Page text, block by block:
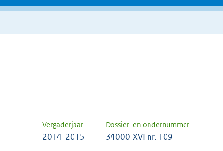
Vergaderjaar Dossier- en ondernummer
2014-2015 34000-XVI nr. 109